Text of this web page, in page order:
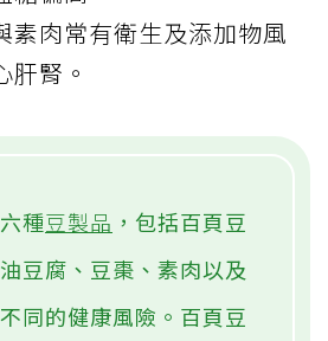
素肉常有衛生及添加物風
肝腎。
種豆製品 ，包括百頁豆
豆腐、豆棗、素肉以及
同的健康風險。百頁豆